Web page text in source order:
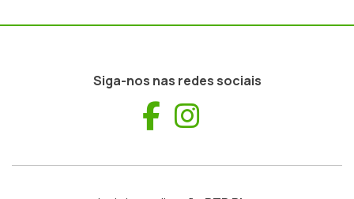
Siga-nos nas redes sociais
Facebook